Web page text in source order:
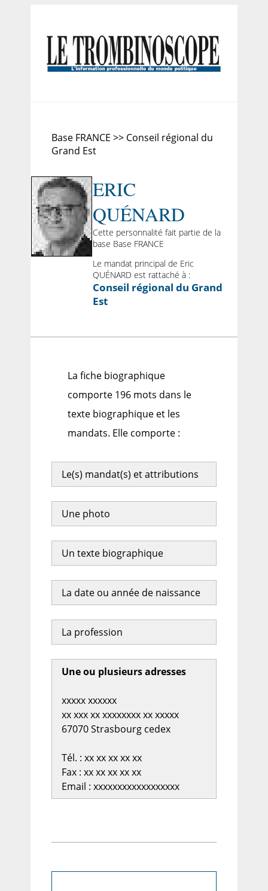
Base FRANCE >> Conseil régional du
Grand Est
ERIC
QUÉNARD
Cette personnalité fait partie de la
base Base FRANCE
Le mandat principal de Eric
QUÉNARD est rattaché à :
Conseil régional du Grand
Est
La fiche biographique
comporte 196 mots dans le
texte biographique et les
mandats. Elle comporte :
Le(s) mandat(s) et attributions
Une photo
Un texte biographique
La date ou année de naissance
La profession
Une ou plusieurs adresses
xxxxx xxxxxx
xx xxx xx xxxxxxxx xx xxxxx
67070 Strasbourg cedex
Tél. : xx xx xx xx xx
Fax : xx xx xx xx xx
Email : xxxxxxxxxxxxxxxxxx